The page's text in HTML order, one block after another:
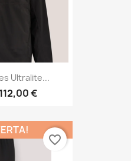
Ultralite...
112,00 €
favorite_border